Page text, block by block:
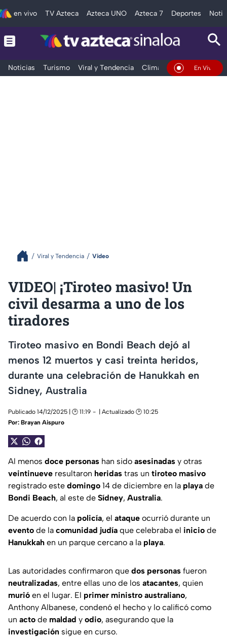
en vivo TV Azteca Azteca UNO Azteca 7 Deportes
Noticias Turismo Viral y Tendencia Clima DeportesEn Vivo
Viral y Tendencia Video
VIDEO| ¡Tiroteo masivo! Un
civil desarma a uno de los
tiradores
Tiroteo masivo en Bondi Beach dejó al
menos 12 muertos y casi treinta heridos,
durante una celebración de Hanukkah en
Sidney, Australia
Publicado 14/12/2025 | 🕑 11:19
| Actualizado 🕑 10:25
Por: Brayan Aispuro
Al menos doce personas han sido asesinadas y otras
veintinueve resultaron heridas tras un tiroteo masivo
registrado este domingo 14 de diciembre en la playa de
Bondi Beach, al este de Sídney, Australia.
De acuerdo con la policía, el ataque ocurrió durante un
evento de la comunidad judía que celebraba el inicio de
Hanukkah en un parque cercano a la playa.
Las autoridades confirmaron que dos personas fueron
neutralizadas, entre ellas uno de los atacantes, quien
murió en el lugar. El primer ministro australiano,
Anthony Albanese, condenó el hecho y lo calificó como
un acto de maldad y odio, asegurando que la
investigación sigue en curso.